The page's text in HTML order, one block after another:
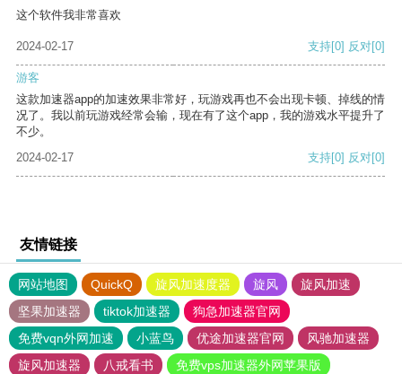
这个软件我非常喜欢
2024-02-17 支持[0] 反对[0]
游客
这款加速器app的加速效果非常好，玩游戏再也不会出现卡顿、掉线的情
况了。我以前玩游戏经常会输，现在有了这个app，我的游戏水平提升了
不少。
2024-02-17
支持[0] 反对[0]
友情链接
网站地图 QuickQ 旋风加速度器 旋风
旋风加速
坚果加速器
tiktok加速器
狗急加速器官网
免费vqn外网加速
小蓝鸟 优途加速器官网
风驰加速器
旋风加速器
八戒看书 免费vps加速器外网苹果版